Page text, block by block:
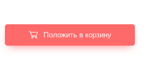
Положить в корзину